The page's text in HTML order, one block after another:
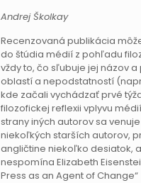
Andrej Školkay
Recenzovaná publikácia
do štúdia médií z pohľadu
vždy to, čo sľubuje jej názov
oblastí a nepodstatností
kde začali vychádzať prvé
filozofickej reflexii vplyvu
strany iných autorov sa
niekoľkých starších autorov,
angličtine niekoľko desiatok,
nespomína Elizabeth
Press as an Agent of Change“